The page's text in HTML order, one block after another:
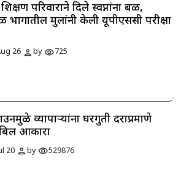
परिवाराने दिले स्वप्नांना बळ,
भागातील मुलांनी केली यूपीएससी परीक्षा
26 personbyvisibility725
व्यापाऱ्यांना घरगुती दराप्रमाणे
आकारा
20 personbyvisibility529876